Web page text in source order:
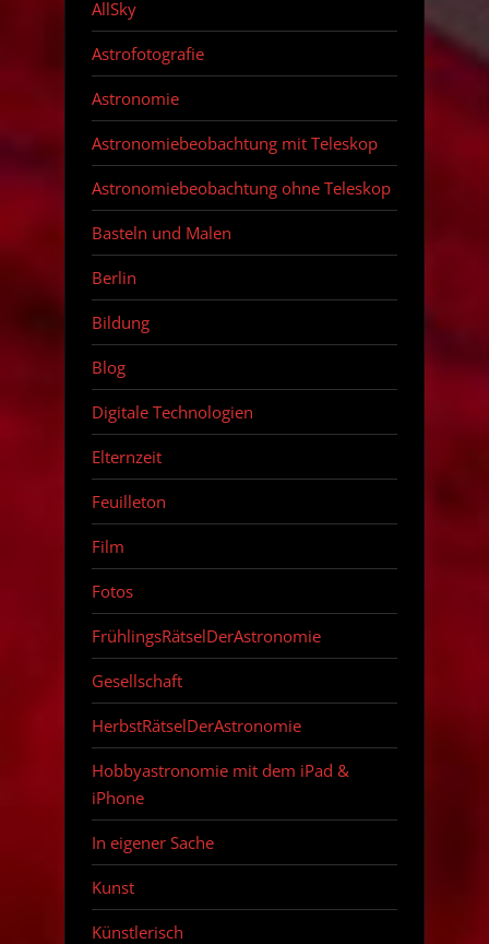
AllSky
Astrofotografie
Astronomie
Astronomiebeobachtung mit Teleskop
Astronomiebeobachtung ohne Teleskop
Basteln und Malen
Berlin
Bildung
Blog
Digitale Technologien
Elternzeit
Feuilleton
Film
Fotos
FrühlingsRätselDerAstronomie
Gesellschaft
HerbstRätselDerAstronomie
Hobbyastronomie mit dem iPad &
iPhone
In eigener Sache
Kunst
Künstlerisch